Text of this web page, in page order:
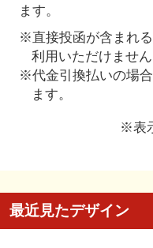
ます。
※直接投函が含まれ
利用いただけません
※代金引換払いの場
ます。
※表
最近見たデザイン